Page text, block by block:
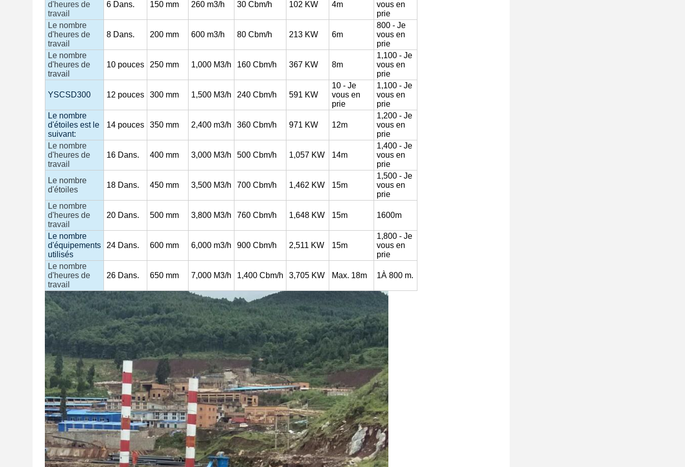
d'heures de
travail
6 Dans. 150 mm 260 m3/h 30 Cbm/h 102 KW 4m
vous en
prie
Le nombre
d'heures de
travail
8 Dans. 200 mm 600 m3/h 80 Cbm/h 213 KW 6m
800 - Je
vous en
prie
Le nombre
d'heures de
travail
10 pouces 250 mm 1,000 M3/h 160 Cbm/h 367 KW 8m
1,100 - Je
vous en
prie
YSCSD300 12 pouces 300 mm 1,500 M3/h 240 Cbm/h 591 KW
10 - Je
vous en
prie
1,100 - Je
vous en
prie
Le nombre
d'étoiles est le
suivant:
14 pouces 350 mm 2,400 m3/h 360 Cbm/h 971 KW 12m
1,200 - Je
vous en
prie
Le nombre
d'heures de
travail
16 Dans. 400 mm 3,000 M3/h 500 Cbm/h 1,057 KW 14m
1,400 - Je
vous en
prie
Le nombre
d'étoiles
18 Dans. 450 mm 3,500 M3/h 700 Cbm/h 1,462 KW 15m
1,500 - Je
vous en
prie
Le nombre
d'heures de
travail
20 Dans. 500 mm 3,800 M3/h 760 Cbm/h 1,648 KW 15m 1600m
Le nombre
d'équipements
utilisés
24 Dans. 600 mm 6,000 m3/h 900 Cbm/h 2,511 KW 15m
1,800 - Je
vous en
prie
Le nombre
d'heures de
travail
26 Dans. 650 mm 7,000 M3/h 1,400 Cbm/h 3,705 KW Max. 18m 1À 800 m.